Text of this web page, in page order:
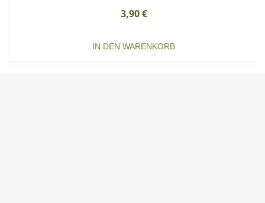
3,90€
IN DEN WARENKORB